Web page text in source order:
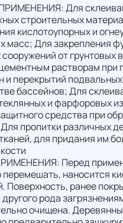
Для
строительных
кислотоупорных и
масс; Для закрепления
от грунтовых
растворам при
и перекрытий
бассейнов; Для
и фарфоровых
средства при
пропитки различных
для придания им
Перед
наносится
Поверхность, ранее
рода
очищена.